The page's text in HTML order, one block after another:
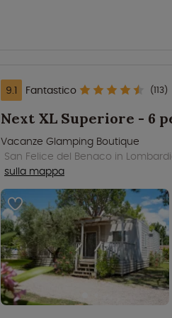
9.1 Fantastico (113)
Next XL Superiore - 6
Vacanze Glamping Boutique
San Felice del Benaco in
sulla mappa